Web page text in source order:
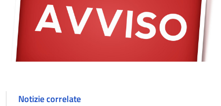
Notizie correlate